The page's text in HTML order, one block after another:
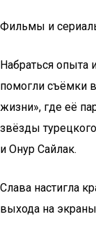
Фильмы и
Набраться опыта
помогли съёмки
жизни», где её
звёзды
и Онур Сайлак.
Слава настигла
выхода на